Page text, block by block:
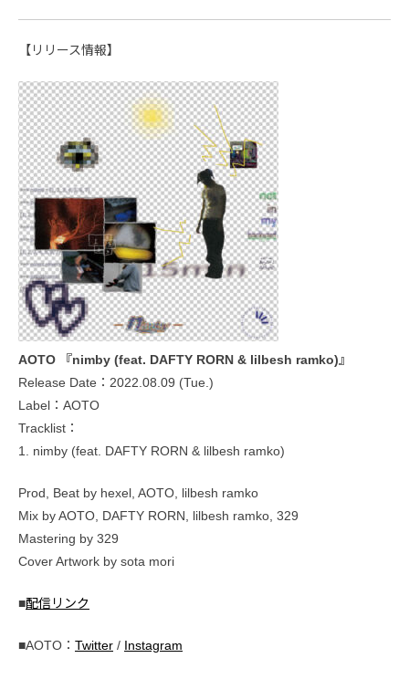
【リリース情報】
AOTO 『nimby (feat. DAFTY RORN & lilbesh ramko)』
Release Date：2022.08.09 (Tue.)
Label：AOTO
Tracklist：
1. nimby (feat. DAFTY RORN & lilbesh ramko)
Prod, Beat by hexel, AOTO, lilbesh ramko
Mix by AOTO, DAFTY RORN, lilbesh ramko, 329
Mastering by 329
Cover Artwork by sota mori
■配信リンク
■AOTO： Twitter / Instagram